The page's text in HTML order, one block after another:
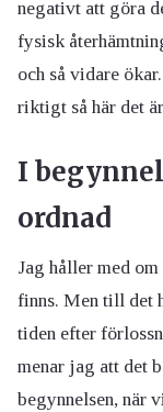
negativt att göra
fysisk
och så vidare
riktigt så här det
I
ordnad
Jag håller med
finns. Men till det
tiden efter
menar jag att det
begynnelsen, när